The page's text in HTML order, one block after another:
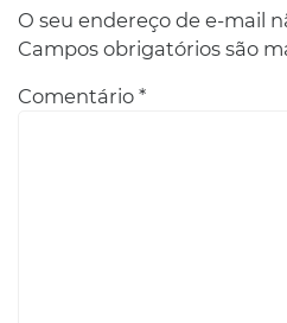
O seu endereço de e-mail
Campos obrigatórios são
Comentário *